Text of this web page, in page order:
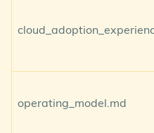
詳細は
承認（Conditionally
本計画は CAF
ね満たします。
classDef process
classDef
classDef done
classDef check
class F1,F2,F3
operating_model.md